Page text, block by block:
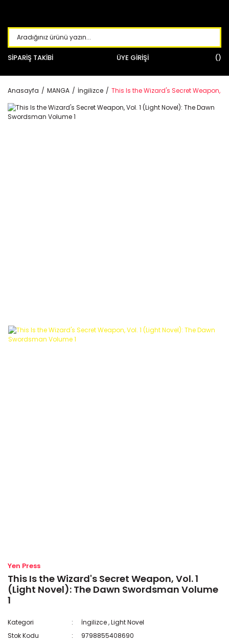
SİPARİŞ TAKİBİ ÜYE GİRİŞİ
Anasayfa MANGA İngilizce This Is the Wizard's Secret Weapon,
Yen Press
This Is the Wizard's Secret Weapon, Vol. 1
(Light Novel): The Dawn Swordsman Volume
1
Kategori İngilizce,Light Novel
Stok Kodu
9798855408690